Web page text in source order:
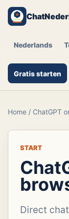
Nederlands
Gratis starten
Home / ChatGPT
START
Direct